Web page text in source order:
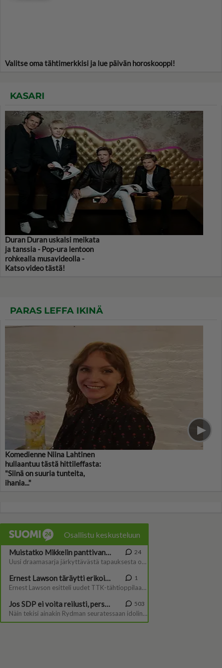
Valitse oma tähtimerkkisi ja lue päivän horoskooppi!
KASARI
Duran Duran uskalsi meikata
ja tanssia - Pop-ura lentoon
rohkealla musavideolla -
Katso video tästä!
PARAS LEFFA IKINÄ
Komedienne Niina Lahtinen
hullaantuu tästä hittileffasta:
"Siinä on suuria tunteita,
ihania..."